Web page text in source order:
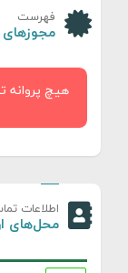
فهرست
مجوزهای
هیچ پروانه
اطلاعات
محل‌های